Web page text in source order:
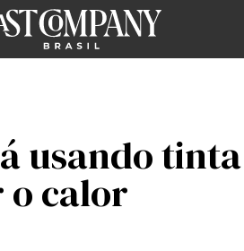
usando tinta
calor